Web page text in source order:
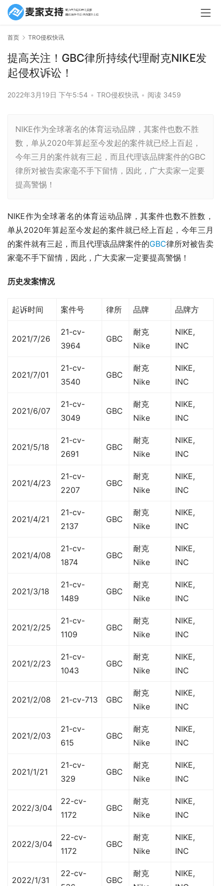
首页 TRO侵权快讯
提高关注！GBC律所持续代理耐克NIKE发
起侵权诉讼！
2022年3月19日 下午5:54 • TRO侵权快讯 • 阅读 3459
NIKE作为全球著名的体育运动品牌，其案件也数不胜
数，单从2020年算起至今发起的案件就已经上百起，
今年三月的案件就有三起，而且代理该品牌案件的GBC
律所对被告卖家毫不手下留情，因此，广大卖家一定要
提高警惕！
NIKE作为全球著名的体育运动品牌，其案件也数不胜数，
单从2020年算起至今发起的案件就已经上百起，今年三月
的案件就有三起，而且代理该品牌案件的GBC律所对被告卖
家毫不手下留情，因此，广大卖家一定要提高警惕！
历史发案情况
起诉时间 案件号 律所 品牌 品牌方
2021/7/26
21-cv-
3964
GBC
耐克
Nike
NIKE,
INC
2021/7/01
21-cv-
3540
GBC
耐克
Nike
NIKE,
INC
2021/6/07
21-cv-
3049
GBC
耐克
Nike
NIKE,
INC
2021/5/18
21-cv-
2691
GBC
耐克
Nike
NIKE,
INC
2021/4/23
21-cv-
2207
GBC
耐克
Nike
NIKE,
INC
2021/4/21
21-cv-
2137
GBC
耐克
Nike
NIKE,
INC
2021/4/08
21-cv-
1874
GBC
耐克
Nike
NIKE,
INC
2021/3/18
21-cv-
1489
GBC
耐克
Nike
NIKE,
INC
2021/2/25
21-cv-
1109
GBC
耐克
Nike
NIKE,
INC
2021/2/23
21-cv-
1043
GBC
耐克
Nike
NIKE,
INC
2021/2/08 21-cv-713 GBC
耐克
Nike
NIKE,
INC
2021/2/03
21-cv-
615
GBC
耐克
Nike
NIKE,
INC
2021/1/21
21-cv-
329
GBC
耐克
Nike
NIKE,
INC
2022/3/04
22-cv-
1172
GBC
耐克
Nike
NIKE,
INC
2022/3/04
22-cv-
1172
GBC
耐克
Nike
NIKE,
INC
2022/1/31
22-cv-
GBC
耐克
NIKE,